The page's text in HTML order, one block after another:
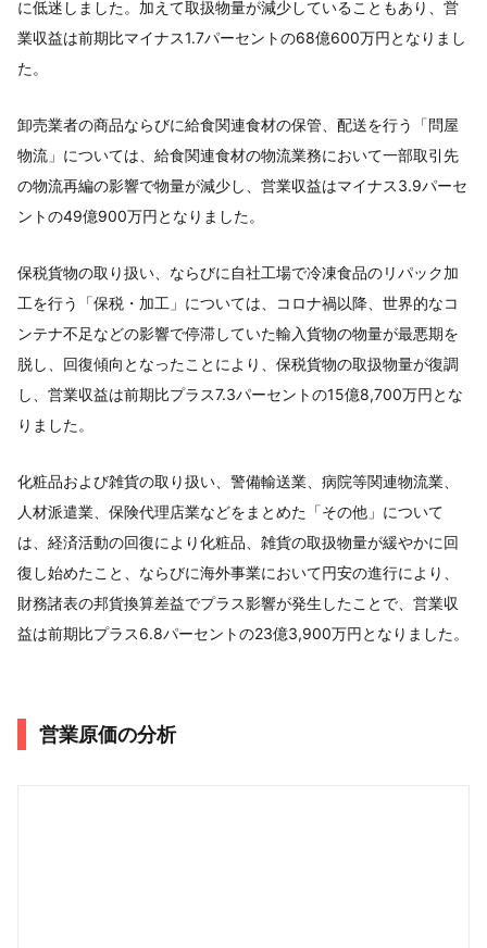
に低迷しました。加えて取扱物量が減少していることもあり、営
業収益は前期比マイナス1.7パーセントの68億600万円となりまし
た。
卸売業者の商品ならびに給食関連食材の保管、配送を行う「問屋
物流」については、給食関連食材の物流業務において一部取引先
の物流再編の影響で物量が減少し、営業収益はマイナス3.9パーセ
ントの49億900万円となりました。
保税貨物の取り扱い、ならびに自社工場で冷凍食品のリパック加
工を行う「保税・加工」については、コロナ禍以降、世界的なコ
ンテナ不足などの影響で停滞していた輸入貨物の物量が最悪期を
脱し、回復傾向となったことにより、保税貨物の取扱物量が復調
し、営業収益は前期比プラス7.3パーセントの15億8,700万円とな
りました。
化粧品および雑貨の取り扱い、警備輸送業、病院等関連物流業、
人材派遣業、保険代理店業などをまとめた「その他」について
は、経済活動の回復により化粧品、雑貨の取扱物量が緩やかに回
復し始めたこと、ならびに海外事業において円安の進行により、
財務諸表の邦貨換算差益でプラス影響が発生したことで、営業収
益は前期比プラス6.8パーセントの23億3,900万円となりました。
営業原価の分析